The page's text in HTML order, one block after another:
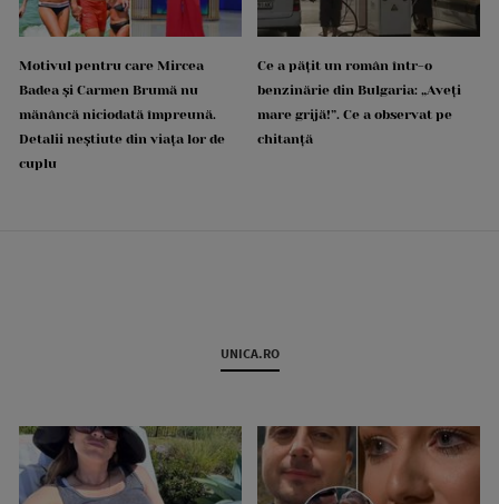
Motivul pentru care Mircea
Badea și Carmen Brumă nu
mănâncă niciodată împreună.
Detalii neștiute din viața lor de
cuplu
Ce a pățit un român într-o
benzinărie din Bulgaria: „Aveți
mare grijă!”. Ce a observat pe
chitanță
UNICA.RO